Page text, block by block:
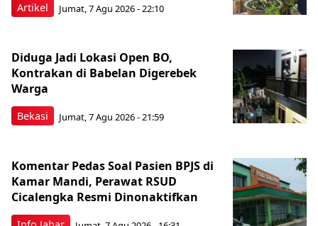
Artikel Jumat, 7 Agu 2026 - 22:10
Bekasi
Diduga Jadi Lokasi Open BO,
Kontrakan di Babelan Digerebek
Warga
Jumat, 7 Agu 2026 - 21:59
Komentar Pedas Soal Pasien BPJS di
Kamar Mandi, Perawat RSUD
Cicalengka Resmi Dinonaktifkan